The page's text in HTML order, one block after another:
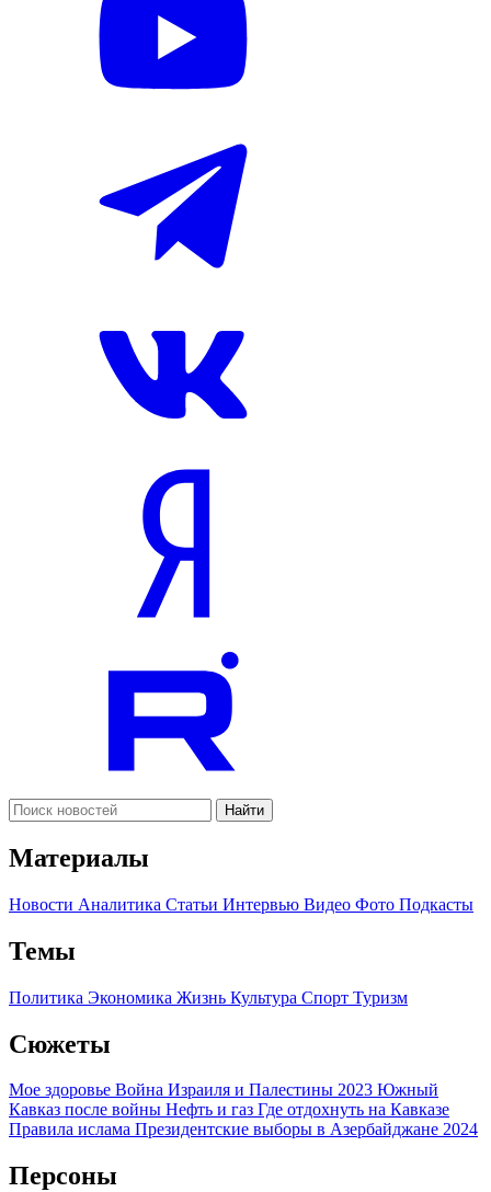
Найти
Материалы
Новости Аналитика Статьи Интервью Видео Фото Подкасты
Темы
Политика Экономика Жизнь Культура Спорт Туризм
Сюжеты
Мое здоровье Война Израиля и Палестины 2023 Южный
Кавказ после войны Нефть и газ Где отдохнуть на Кавказе
Правила ислама Президентские выборы в Азербайджане 2024
Персоны